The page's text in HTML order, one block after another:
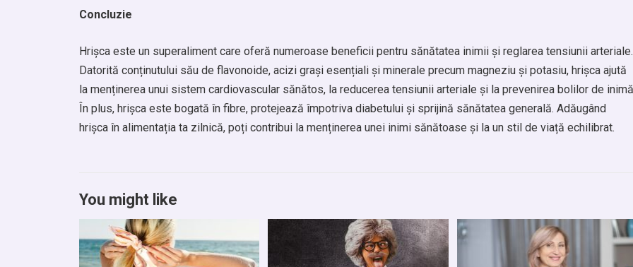
Concluzie
Hrișca este un superaliment care oferă numeroase beneficii pentru sănătatea inimii și reglarea tensiunii arteriale.
Datorită conținutului său de flavonoide, acizi grași esențiali și minerale precum magneziu și potasiu, hrișca ajută
la menținerea unui sistem cardiovascular sănătos, la reducerea tensiunii arteriale și la prevenirea bolilor de
În plus, hrișca este bogată în fibre, protejează împotriva diabetului și sprijină sănătatea generală. Adăugând
hrișca în alimentația ta zilnică, poți contribui la menținerea unei inimi sănătoase și la un stil de viață echilibrat.
You might like